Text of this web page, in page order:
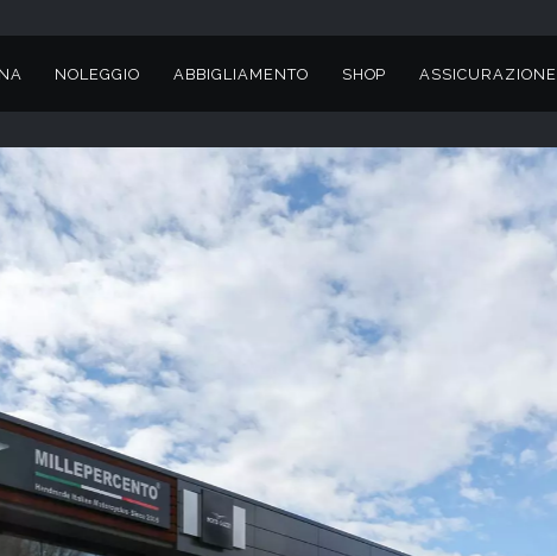
NOLEGGIO ABBIGLIAMENTO SHOP ASSICURAZIONE
BRIANZA